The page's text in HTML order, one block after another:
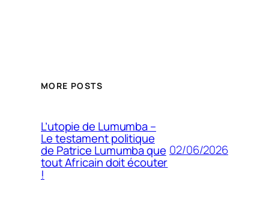
MORE POSTS
L’utopie de Lumumba –
Le testament politique
de Patrice Lumumba que
tout Africain doit écouter
!
02/06/2026